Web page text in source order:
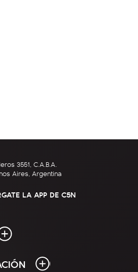
3551, C.A.B.A.
Aires, Argentina
LA APP DE C5N